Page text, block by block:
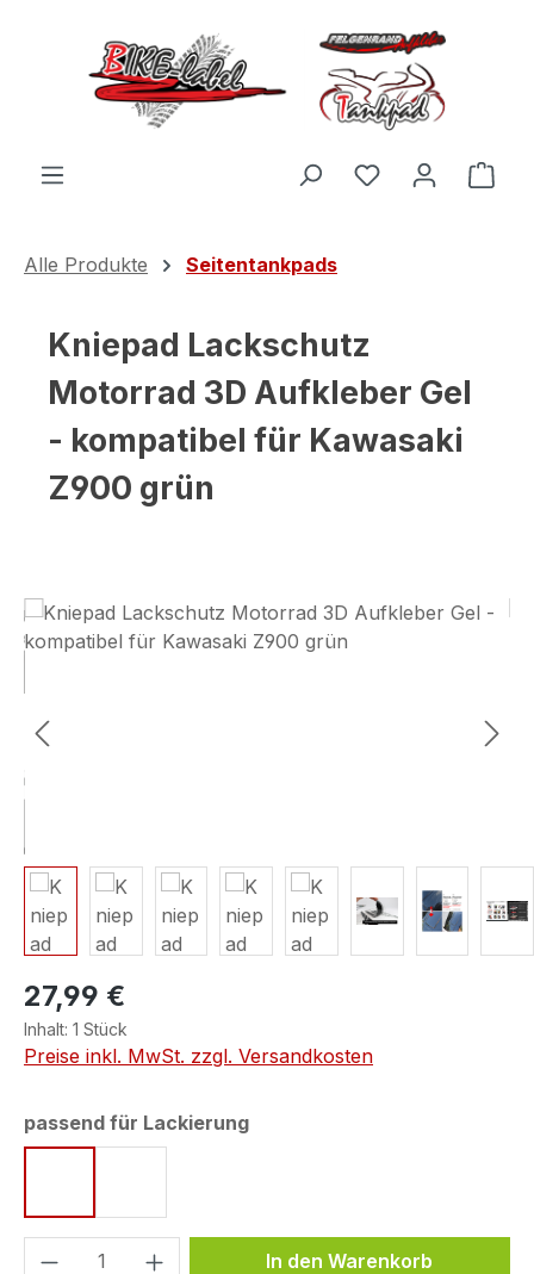
Zum Hauptinhalt springen
Du hast 0
Alle Produkte Seitentankpads
Kniepad Lackschutz
Motorrad 3D Aufkleber Gel
- kompatibel für Kawasaki
Z900 grün
Bildergalerie überspringen
27,99 €
Inhalt: 1 Stück
Preise inkl. MwSt. zzgl. Versandkosten
passend für Lackierungauswählen
Produkt Anzahl: Gib denIn den Warenkorb